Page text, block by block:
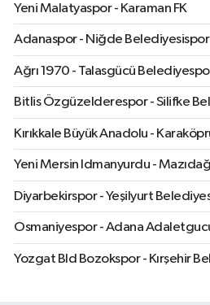
Yeni Malatyaspor - Karaman FK
Adanaspor - Niğde Belediyesispor
Ağrı 1970 - Talasgücü
Bitlis Özgüzelderespor - Silifke
Kırıkkale Büyük Anadolu -
Yeni Mersin Idmanyurdu -
Diyarbekirspor - Yeşilyurt
Osmaniyespor - Adana
Yozgat Bld Bozokspor - Kırşehir